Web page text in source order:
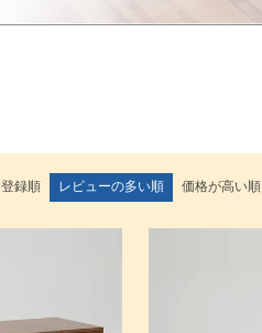
登録順 レビューの多い順 価格が高い順